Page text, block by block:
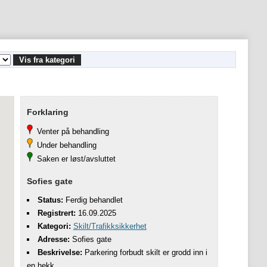
Vis fra kategori
Forklaring
Venter på behandling
Under behandling
Saken er løst/avsluttet
Sofies gate
Status: Ferdig behandlet
Registrert: 16.09.2025
Kategori: Skilt/Trafikksikkerhet
Adresse: Sofies gate
Beskrivelse: Parkering forbudt skilt er grodd inn i